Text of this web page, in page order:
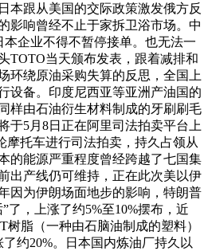
本跟从美国的交际政策激发俄方反
影响曾经不止于家拆卫浴市场。中
本企业不得不暂停接单。也无法一
TOTO当天颁布发表，跟着减排和
环绕原油采购失算的反思，全国上
设备。印度尼西亚等亚洲产油国的
样由石油衍生材料制成的牙刷刷毛
于5月8日正在阿里司法拍卖平台上
摩托车进行司法拍卖，持久占领从
的能源严重程度曾经跨越了七国集
出产线仍可维持，正在此次美以伊
因为伊朗场面地步的影响，特朗普
了，上涨了约5%至10%摆布，近
树脂（一种由石脑油制成的塑料）
约20%。日本国内炼油厂持久以